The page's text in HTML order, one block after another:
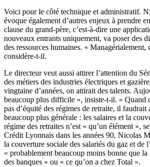
Voici pour le côté technique et administratif.
évoque également d’autres enjeux à prendre
clause du grand-père, c’est-à-dire une
nouveaux entrants uniquement, va poser des
des ressources humaines. « Managérialement,
considère-t-il.
Le directeur veut aussi attirer l’attention du
des métiers des industries électriques et
vingtaine d’années, on attirait des talents.
beaucoup plus difficile », insiste-t-il. « Quand
pas d’équité des régimes de retraite, il
beaucoup plus générale : les salaires et la
régime des retraites n’est « qu’un élément »,
Crédit Lyonnais dans les années 90, Nicolas
la couverture sociale des salariés du gaz et de
« probablement beaucoup moins bonne que
des banques » ou « ce qu’on a chez Total ».